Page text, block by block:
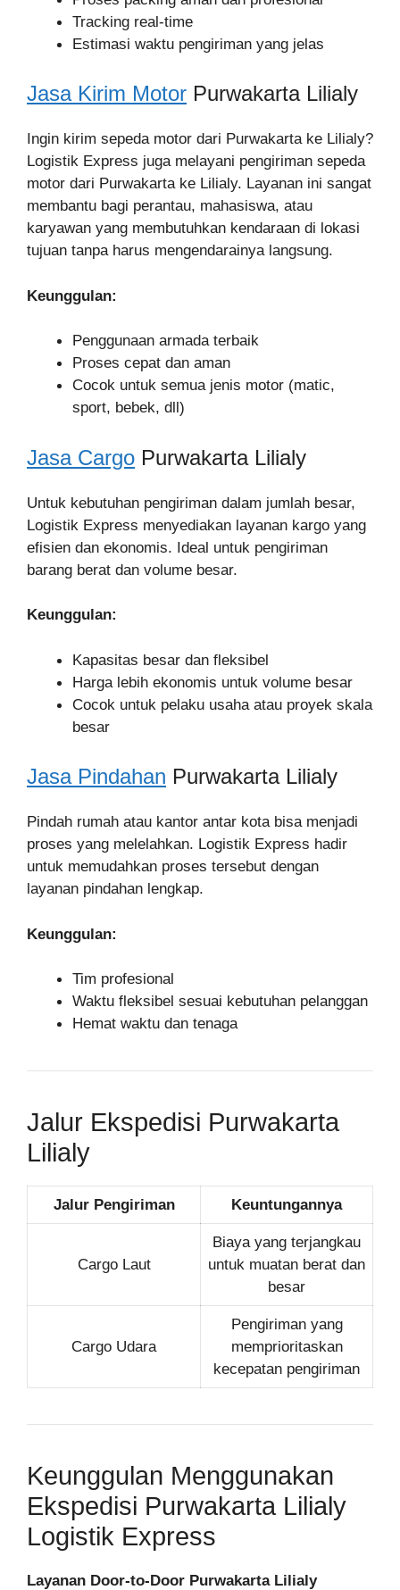
Tracking real-time
Estimasi waktu pengiriman yang jelas
Jasa Kirim Motor Purwakarta Lilialy
Ingin kirim sepeda motor dari Purwakarta ke Lilialy?
Logistik Express juga melayani pengiriman sepeda
motor dari Purwakarta ke Lilialy. Layanan ini sangat
membantu bagi perantau, mahasiswa, atau
karyawan yang membutuhkan kendaraan di lokasi
tujuan tanpa harus mengendarainya langsung.
Keunggulan:
Penggunaan armada terbaik
Proses cepat dan aman
Cocok untuk semua jenis motor (matic,
sport, bebek, dll)
Jasa Cargo Purwakarta Lilialy
Untuk kebutuhan pengiriman dalam jumlah besar,
Logistik Express menyediakan layanan kargo yang
efisien dan ekonomis. Ideal untuk pengiriman
barang berat dan volume besar.
Keunggulan:
Kapasitas besar dan fleksibel
Harga lebih ekonomis untuk volume besar
Cocok untuk pelaku usaha atau proyek skala
besar
Jasa Pindahan Purwakarta Lilialy
Pindah rumah atau kantor antar kota bisa menjadi
proses yang melelahkan. Logistik Express hadir
untuk memudahkan proses tersebut dengan
layanan pindahan lengkap.
Keunggulan:
Tim profesional
Waktu fleksibel sesuai kebutuhan pelanggan
Hemat waktu dan tenaga
Jalur Ekspedisi Purwakarta
Lilialy
Jalur Pengiriman Keuntungannya
Cargo Laut
Biaya yang terjangkau
untuk muatan berat dan
besar
Cargo Udara
Pengiriman yang
memprioritaskan
kecepatan pengiriman
Keunggulan Menggunakan
Ekspedisi Purwakarta Lilialy
Logistik Express
Layanan Door-to-Door Purwakarta Lilialy